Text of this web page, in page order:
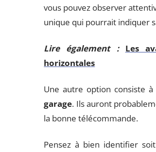
vous pouvez observer
unique qui pourrait indiquer
Lire également :
Les
horizontales
Une autre option consiste
garage. Ils auront
la bonne télécommande.
Pensez à bien identifier